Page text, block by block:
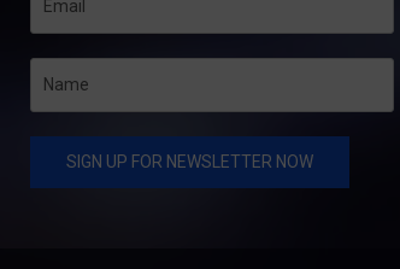
धामी से शिष्टाचार भेंट की।…